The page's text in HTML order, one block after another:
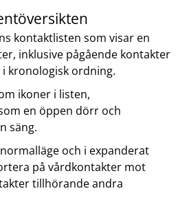
kontaktlisten som visar en
inklusive pågående kontakter
kronologisk ordning.
ikoner i listen,
en öppen dörr och
säng.
och i expanderat
på vårdkontakter mot
tillhörande andra